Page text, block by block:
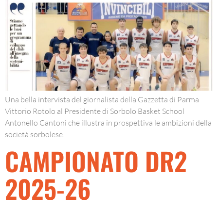
Una bella intervista del giornalista della Gazzetta di Parma
Vittorio Rotolo al Presidente di Sorbolo Basket School
Antonello Cantoni che illustra in prospettiva le ambizioni della
società sorbolese.
CAMPIONATO DR2
2025-26